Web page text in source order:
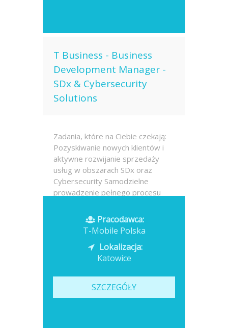
T Business - Business
Development Manager -
SDx & Cybersecurity
Solutions
Zadania, które na Ciebie czekają:
Pozyskiwanie nowych klientów i
aktywne rozwijanie sprzedaży
usług w obszarach SDx oraz
Cybersecurity Samodzielne
prowadzenie pełnego procesu
identyfikacji potrzeb, przez
spotkania i prezentacje,...
Opublikowano: dzisiaj
Pracodawca:
T-Mobile Polska
Lokalizacja:
Katowice
SZCZEGÓŁY